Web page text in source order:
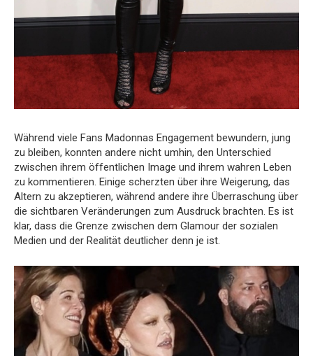
Während viele Fans Madonnas Engagement bewundern, jung
zu bleiben, konnten andere nicht umhin, den Unterschied
zwischen ihrem öffentlichen Image und ihrem wahren Leben
zu kommentieren. Einige scherzten über ihre Weigerung, das
Altern zu akzeptieren, während andere ihre Überraschung über
die sichtbaren Veränderungen zum Ausdruck brachten. Es ist
klar, dass die Grenze zwischen dem Glamour der sozialen
Medien und der Realität deutlicher denn je ist.